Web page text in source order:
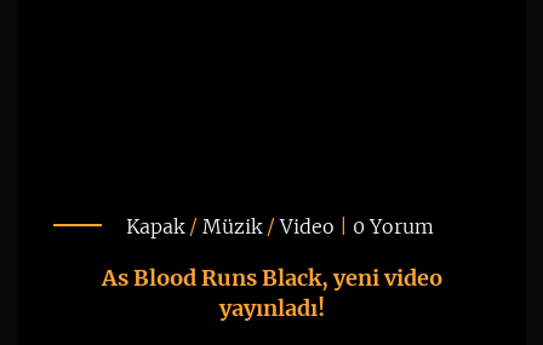
Kapak/ Müzik/Video 0 Yorum
As Blood Runs Black, yeni video
yayınladı!